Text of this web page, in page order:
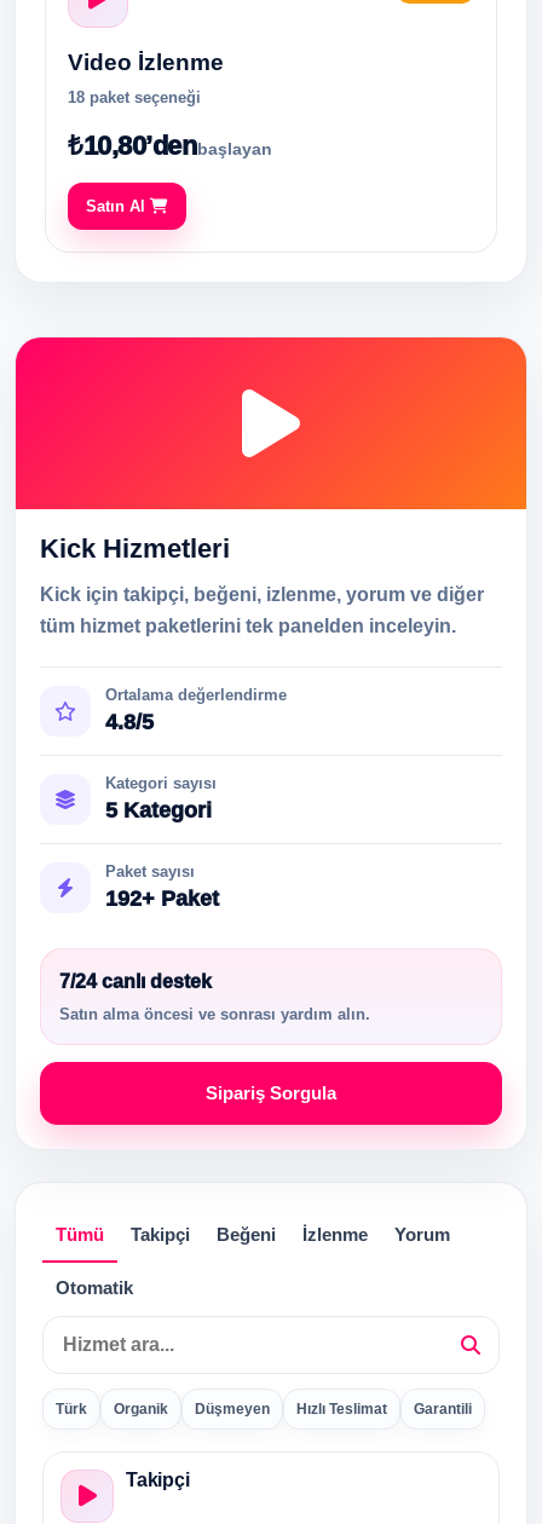
Video İzlenme
18 paket seçeneği
₺10,80’denbaşlayan
Satın Al
Kick Hizmetleri
Kick için takipçi, beğeni, izlenme, yorum ve diğer
tüm hizmet paketlerini tek panelden inceleyin.
Ortalama değerlendirme
4.8/5
Kategori sayısı
5 Kategori
Paket sayısı
192+ Paket
7/24 canlı destek
Satın alma öncesi ve sonrası yardım alın.
Sipariş Sorgula
Tümü Takipçi Beğeni İzlenme Yorum
Otomatik
Hizmet ara
Türk Organik Düşmeyen Hızlı Teslimat Garantili
Takipçi